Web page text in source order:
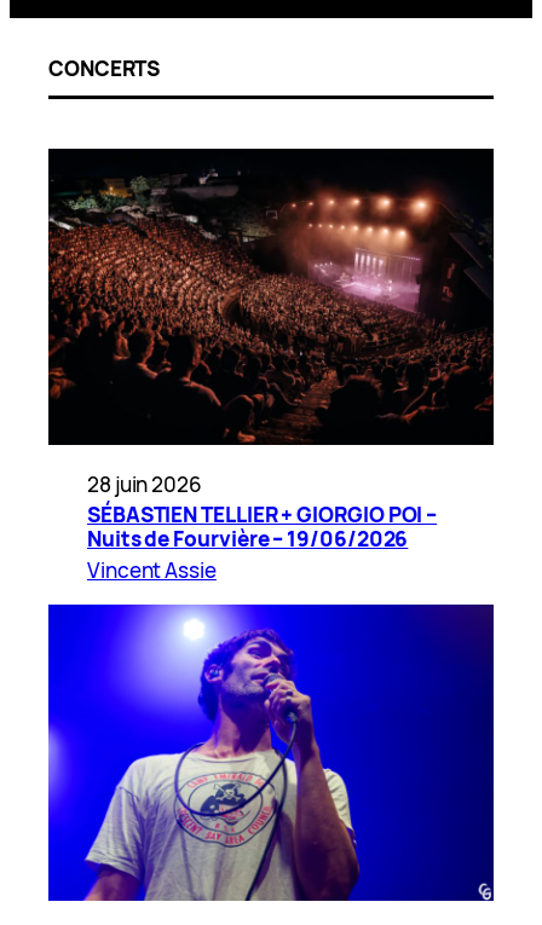
CONCERTS
28 juin 2026
SÉBASTIEN TELLIER + GIORGIO POI –
Nuits de Fourvière – 19/06/2026
Vincent Assie